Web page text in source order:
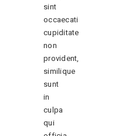
sint
occaecati
cupiditate
non
provident,
similique
sunt
in
culpa
qui